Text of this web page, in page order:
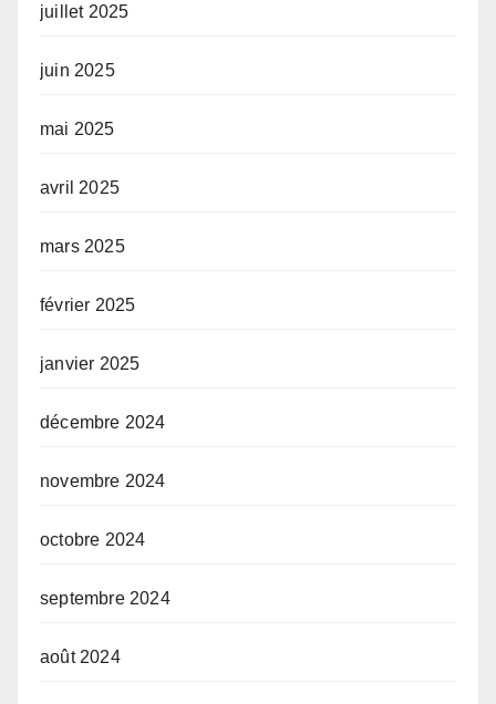
juillet 2025
juin 2025
mai 2025
avril 2025
mars 2025
février 2025
janvier 2025
décembre 2024
novembre 2024
octobre 2024
septembre 2024
août 2024